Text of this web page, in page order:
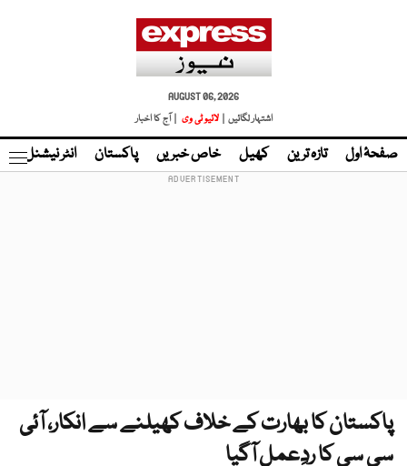
AUGUST 06, 2026
اشتہار لگائیں |
لائیو ٹی وی | آج کا اخبار
صفحۂ اول تازہ ترین کھیل خاص خبریں پاکستان انٹر نیشنل
پاکستان کا بھارت کے خلاف کھیلنے سے انکار، آئی
سی سی کا ردِعمل آگیا